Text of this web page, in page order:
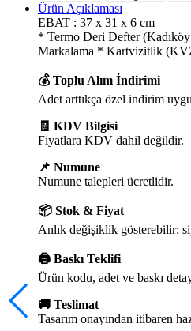
Ürün Açıklaması
EBAT : 37 x 31 x 6 cm
* Termo Deri Defter
Markalama * Kartvizitlik
💰 Toplu Alım İndirimi
Adet arttıkça özel indirim
🧾 KDV Bilgisi
Fiyatlara KDV dahil değildir.
📌 Numune
Numune talepleri ücretlidir.
📦 Stok & Fiyat
Anlık değişiklik gösterebilir;
🖨️ Baskı Teklifi
Ürün kodu, adet ve baskı
🚚 Teslimat
Tasarım onayından itibaren